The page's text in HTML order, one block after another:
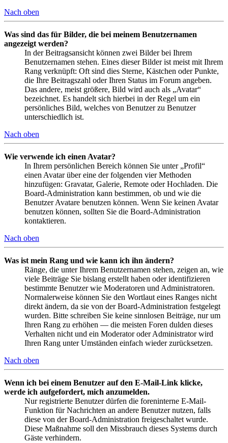
Nach oben
Was sind das für Bilder, die bei meinem Benutzernamen
angezeigt werden?
In der Beitragsansicht können zwei Bilder bei Ihrem
Benutzernamen stehen. Eines dieser Bilder ist meist mit Ihrem
Rang verknüpft: Oft sind dies Sterne, Kästchen oder Punkte,
die Ihre Beitragszahl oder Ihren Status im Forum angeben.
Das andere, meist größere, Bild wird auch als „Avatar“
bezeichnet. Es handelt sich hierbei in der Regel um ein
persönliches Bild, welches von Benutzer zu Benutzer
unterschiedlich ist.
Nach oben
Wie verwende ich einen Avatar?
In Ihrem persönlichen Bereich können Sie unter „Profil“
einen Avatar über eine der folgenden vier Methoden
hinzufügen: Gravatar, Galerie, Remote oder Hochladen. Die
Board-Administration kann bestimmen, ob und wie die
Benutzer Avatare benutzen können. Wenn Sie keinen Avatar
benutzen können, sollten Sie die Board-Administration
kontaktieren.
Nach oben
Was ist mein Rang und wie kann ich ihn ändern?
Ränge, die unter Ihrem Benutzernamen stehen, zeigen an, wie
viele Beiträge Sie bislang erstellt haben oder identifizieren
bestimmte Benutzer wie Moderatoren und Administratoren.
Normalerweise können Sie den Wortlaut eines Ranges nicht
direkt ändern, da sie von der Board-Administration festgelegt
wurden. Bitte schreiben Sie keine sinnlosen Beiträge, nur um
Ihren Rang zu erhöhen — die meisten Foren dulden dieses
Verhalten nicht und ein Moderator oder Administrator wird
Ihren Rang unter Umständen einfach wieder zurücksetzen.
Nach oben
Wenn ich bei einem Benutzer auf den E-Mail-Link klicke,
werde ich aufgefordert, mich anzumelden.
Nur registrierte Benutzer dürfen die foreninterne E-Mail-
Funktion für Nachrichten an andere Benutzer nutzen, falls
diese von der Board-Administration freigeschaltet wurde.
Diese Maßnahme soll den Missbrauch dieses Systems durch
Gäste verhindern.